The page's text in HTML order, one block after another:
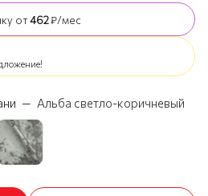
от462₽/мес
— Альба светло-коричневый